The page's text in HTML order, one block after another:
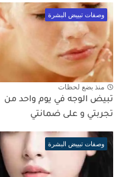
وصفات تبييض البشرة
منذ بضع لحظات
تبيض الوجه في يوم واحد من
تجربتي و على ضمانتي
وصفات تبييض البشرة